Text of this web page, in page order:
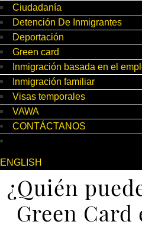
Ciudadanía
Detención De Inmigrantes
Deportación
Green card
Inmigración basada en el
Inmigración familiar
Visas temporales
VAWA
CONTÁCTANOS
ENGLISH
¿Quién
Green Card